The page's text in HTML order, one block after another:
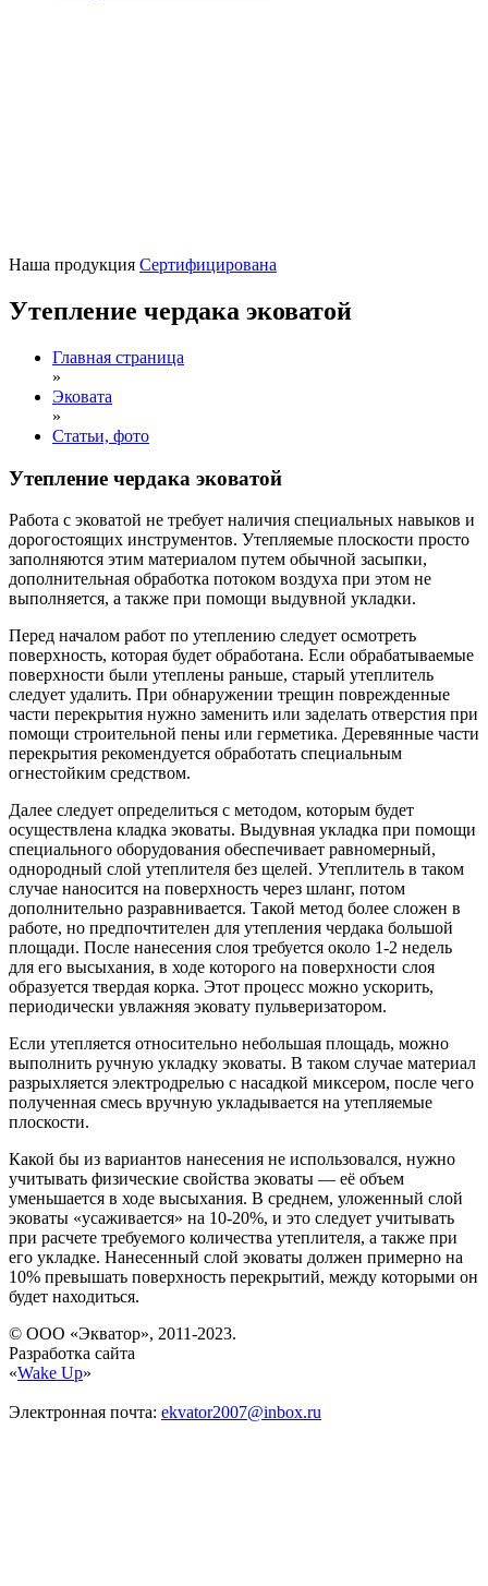
Наша продукция Сертифицирована
Утепление чердака эковатой
Главная страница
»
Эковата
»
Cтатьи, фото
Утепление чердака эковатой
Работа с эковатой не требует наличия специальных навыков и
дорогостоящих инструментов. Утепляемые плоскости просто
заполняются этим материалом путем обычной засыпки,
дополнительная обработка потоком воздуха при этом не
выполняется, а также при помощи выдувной укладки.
Перед началом работ по утеплению следует осмотреть
поверхность, которая будет обработана. Если обрабатываемые
поверхности были утеплены раньше, старый утеплитель
следует удалить. При обнаружении трещин поврежденные
части перекрытия нужно заменить или заделать отверстия при
помощи строительной пены или герметика. Деревянные части
перекрытия рекомендуется обработать специальным
огнестойким средством.
Далее следует определиться с методом, которым будет
осуществлена кладка эковаты. Выдувная укладка при помощи
специального оборудования обеспечивает равномерный,
однородный слой утеплителя без щелей. Утеплитель в таком
случае наносится на поверхность через шланг, потом
дополнительно разравнивается. Такой метод более сложен в
работе, но предпочтителен для утепления чердака большой
площади. После нанесения слоя требуется около 1-2 недель
для его высыхания, в ходе которого на поверхности слоя
образуется твердая корка. Этот процесс можно ускорить,
периодически увлажняя эковату пульверизатором.
Если утепляется относительно небольшая площадь, можно
выполнить ручную укладку эковаты. В таком случае материал
разрыхляется электродрелью с насадкой миксером, после чего
полученная смесь вручную укладывается на утепляемые
плоскости.
Какой бы из вариантов нанесения не использовался, нужно
учитывать физические свойства эковаты — её объем
уменьшается в ходе высыхания. В среднем, уложенный слой
эковаты «усаживается» на 10-20%, и это следует учитывать
при расчете требуемого количества утеплителя, а также при
его укладке. Нанесенный слой эковаты должен примерно на
10% превышать поверхность перекрытий, между которыми он
будет находиться.
© ООО «Экватор», 2011-2023.
Разработка сайта
«Wake Up»
Электронная почта: ekvator2007@inbox.ru